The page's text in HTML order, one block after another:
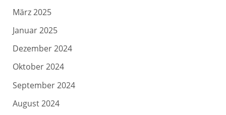
März 2025
Januar 2025
Dezember 2024
Oktober 2024
September 2024
August 2024